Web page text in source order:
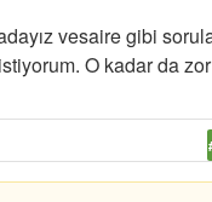
vesaire gibi
O kadar da zor